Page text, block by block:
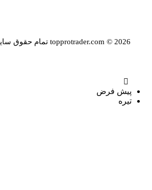
topprotrader.com © 2026 تمام حقوق سایت محفوظ است.
پیش فرض
تیره